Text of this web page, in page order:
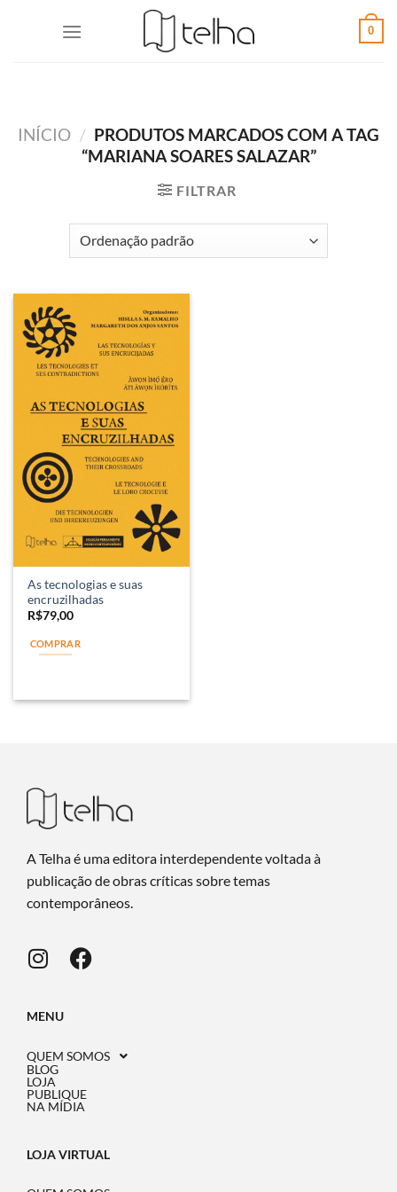
0
INÍCIO / PRODUTOS MARCADOS COM A TAG
“MARIANA SOARES SALAZAR”
FILTRAR
As tecnologias e suas
encruzilhadas
R$79,00
COMPRAR
A Telha é uma editora interdependente voltada à
publicação de obras críticas sobre temas
contemporâneos.
MENU
QUEM SOMOS
BLOG
LOJA
PUBLIQUE
NA MÍDIA
LOJA VIRTUAL